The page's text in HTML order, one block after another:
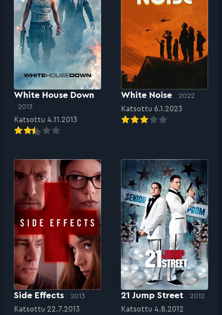
White House Down
2013
Katsottu 4.11.2013
White Noise 2022
Katsottu 6.1.2023
Side Effects 2013
Katsottu 22.7.2013
21 Jump Street 2012
Katsottu 4.8.2012